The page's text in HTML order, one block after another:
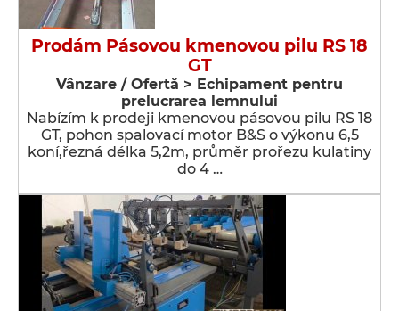
Prodám Pásovou kmenovou pilu RS 18
GT
Vânzare / Ofertă > Echipament pentru
prelucrarea lemnului
Nabízím k prodeji kmenovou pásovou pilu RS 18
GT, pohon spalovací motor B&S o výkonu 6,5
koní,řezná délka 5,2m, průměr prořezu kulatiny
do 4 …